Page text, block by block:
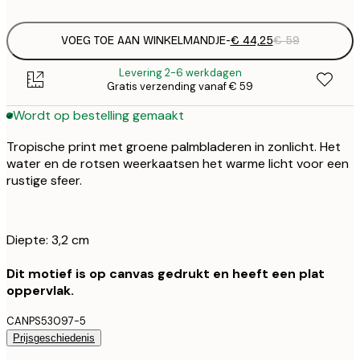
VOEG TOE AAN WINKELMANDJE-€ 44,25€ 59
Levering 2-6 werkdagen
Gratis verzending vanaf € 59
Wordt op bestelling gemaakt
Tropische print met groene palmbladeren in zonlicht. Het
water en de rotsen weerkaatsen het warme licht voor een
rustige sfeer.
Diepte: 3,2 cm
Dit motief is op canvas gedrukt en heeft een plat
oppervlak.
CANPS53097-5
Prijsgeschiedenis